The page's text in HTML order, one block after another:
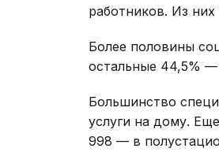
работников. Из них
Более половины
остальные 44,5% —
Большинство
услуги на дому.
998 — в